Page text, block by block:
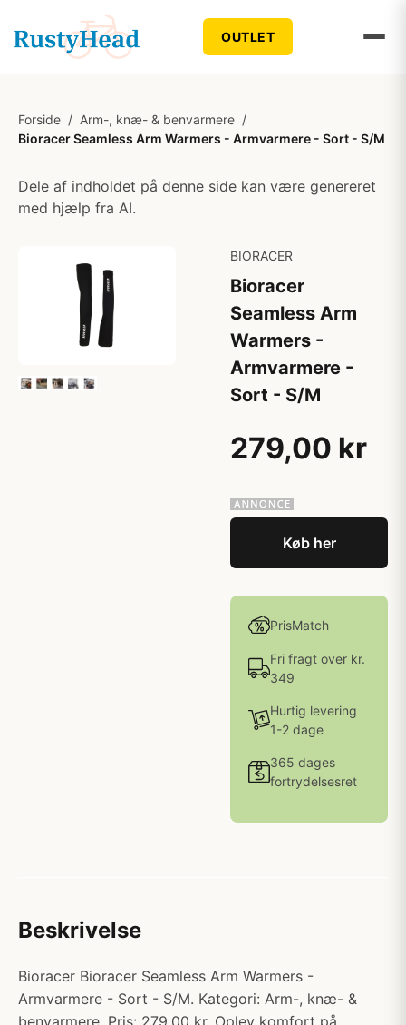
OUTLET
Forside / Arm-, knæ- & benvarmere /
Bioracer Seamless Arm Warmers - Armvarmere - Sort - S/M
Dele af indholdet på denne side kan være genereret
med hjælp fra AI.
BIORACER
Bioracer
Seamless Arm
Warmers -
Armvarmere -
Sort - S/M
279,00 kr
Køb her
PrisMatch
Fri fragt over kr.
349
Hurtig levering
1-2 dage
365 dages
fortrydelsesret
Beskrivelse
Bioracer Bioracer Seamless Arm Warmers -
Armvarmere - Sort - S/M. Kategori: Arm-, knæ- &
benvarmere. Pris: 279.00 kr. Oplev komfort på